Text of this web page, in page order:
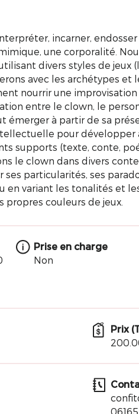
incarner,
une corporalité.
divers styles de jeux
avec les archétypes
nourrir une improvisation
entre le clown, le
émerger à partir de sa
pour développer
supports (texte, conte,
le clown dans divers
particularités, ses
en variant les tonalités et
propres couleurs de jeux.
Prise en charge
Non
Prix